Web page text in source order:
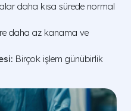
daha kısa sürede normal
daha az kanama ve
Birçok işlem günübirlik